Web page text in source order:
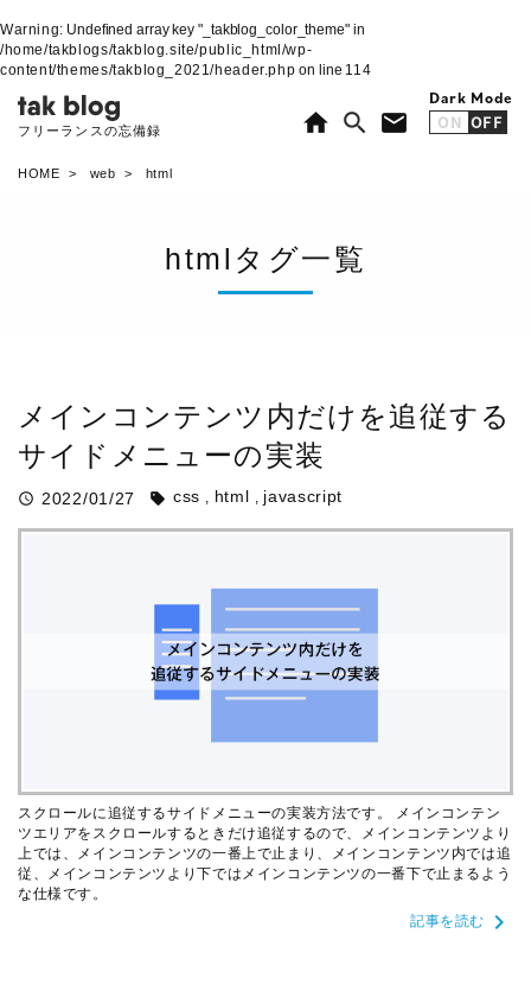
Warning: Undefined array key "_takblog_color_theme" in
/home/takblogs/takblog.site/public_html/wp-
content/themes/takblog_2021/header.php on line 114
フリーランスの忘備録 home search mail
Dark Mode
ON OFF
HOME web html
htmlタグ一覧
メインコンテンツ内だけを追従する
サイドメニューの実装
query_builder 2022/01/27 sell css html javascript
スクロールに追従するサイドメニューの実装方法です。 メインコンテン
ツエリアをスクロールするときだけ追従するので、メインコンテンツより
上では、メインコンテンツの一番上で止まり、メインコンテンツ内では追
従、メインコンテンツより下ではメインコンテンツの一番下で止まるよう
な仕様です。
記事を読む
chevron_right